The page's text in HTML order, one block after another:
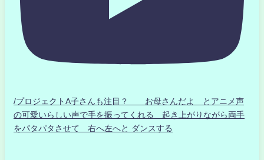
/プロジェクトA子さんも注目？ お母さんだよ とアニメ声
の可愛いらしい声で手を振ってくれる 起き上がりながら両手
をパタパタさせて 右へ左へと ダンスする